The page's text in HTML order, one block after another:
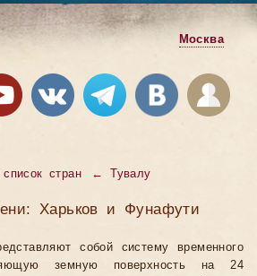
Москва
список стран ← Тувалу
Харьков и Фунафути
собой систему временного
земную поверхность на 24